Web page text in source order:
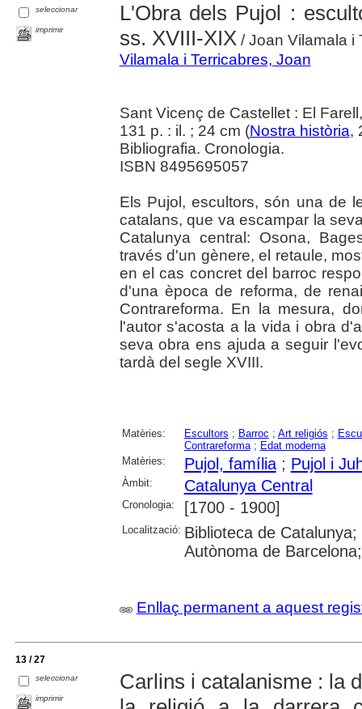
seleccionar
imprimir
L'Obra dels Pujol :
ss. XVIII-XIX/ Joan Vilamala i
Vilamala i Terricabres, Joan
Sant Vicenç de Castellet : El
131 p. : il. ; 24 cm (Nostra història,
Bibliografia. Cronologia.
ISBN 8495695057
Els Pujol, escultors, són una de
catalans, que va escampar la
Catalunya central: Osona,
través d'un gènere, el retaule,
en el cas concret del barroc
d'una època de reforma, de
Contrareforma. En la mesura,
l'autor s'acosta a la vida i obra
seva obra ens ajuda a seguir
tardà del segle XVIII.
Matèries: Escultors ; Barroc ; Art religiós ;
Contrareforma; Edat moderna
Matèries:
Pujol, família; Pujol i
Àmbit: Catalunya Central
Cronologia: [1700 - 1900]
Localització: Biblioteca de
Autònoma de
Enllaç permanent a aquest
13 / 27
seleccionar
imprimir
Carlins i catalanisme : la